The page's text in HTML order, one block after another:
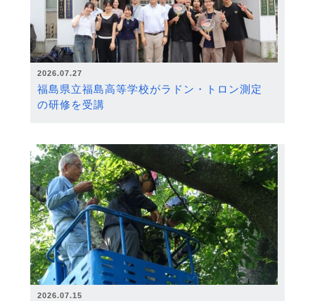
2026.07.27
福島県立福島高等学校がラドン・トロン測定
の研修を受講
2026.07.15